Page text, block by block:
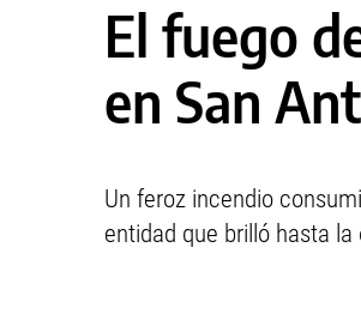
El fuego
en San
Un feroz incendio
entidad que brilló hasta